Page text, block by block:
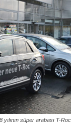
yılının süper arabası T-Roc